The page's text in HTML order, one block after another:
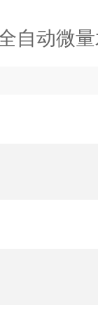
自动微